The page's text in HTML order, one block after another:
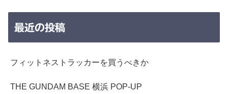
最近の投稿
フィットネストラッカーを買うべきか
THE GUNDAM BASE 横浜 POP-UP